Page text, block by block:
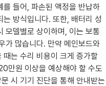
들어, 파손된 액정을 반납하
방식입니다. 또한, 배터리 성
모델별로 상이하며, 이는 보통
가 많습니다. 만약 메인보드와
는 수리 비용이 크게 증가할
만원 이상을 예상해야 할 수도
시 기기 진단을 통해 안내받는